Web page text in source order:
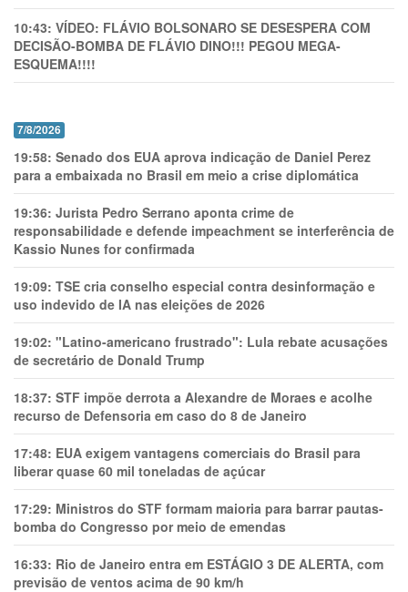
10:43: VÍDEO: FLÁVIO BOLSONARO SE DESESPERA COM
DECISÃO-BOMBA DE FLÁVIO DINO!!! PEGOU MEGA-
ESQUEMA!!!!
7/8/2026
19:58: Senado dos EUA aprova indicação de Daniel Perez
para a embaixada no Brasil em meio a crise diplomática
19:36: Jurista Pedro Serrano aponta crime de
responsabilidade e defende impeachment se interferência de
Kassio Nunes for confirmada
19:09: TSE cria conselho especial contra desinformação e
uso indevido de IA nas eleições de 2026
19:02: "Latino-americano frustrado": Lula rebate acusações
de secretário de Donald Trump
18:37: STF impõe derrota a Alexandre de Moraes e acolhe
recurso de Defensoria em caso do 8 de Janeiro
17:48: EUA exigem vantagens comerciais do Brasil para
liberar quase 60 mil toneladas de açúcar
17:29: Ministros do STF formam maioria para barrar pautas-
bomba do Congresso por meio de emendas
16:33: Rio de Janeiro entra em ESTÁGIO 3 DE ALERTA, com
previsão de ventos acima de 90 km/h